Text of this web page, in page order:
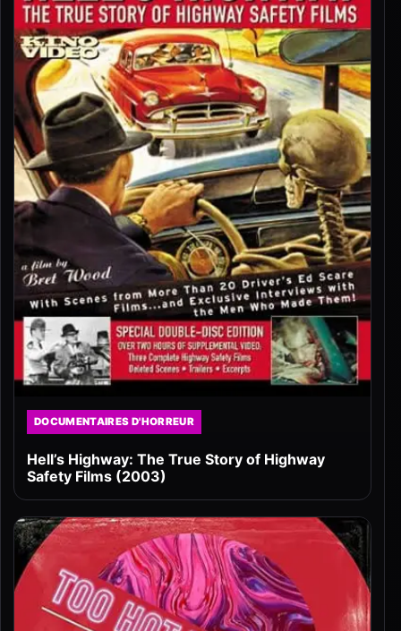
DOCUMENTAIRES D'HORREUR
Hell’s Highway: The True Story of Highway
Safety Films (2003)